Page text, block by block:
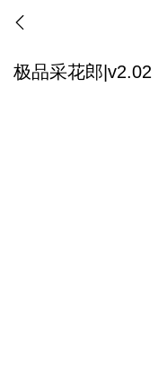
极品采花郎|v2.02